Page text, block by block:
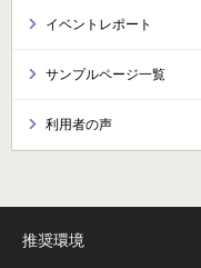
イベントレポート
サンプルページ一覧
利用者の声
推奨環境